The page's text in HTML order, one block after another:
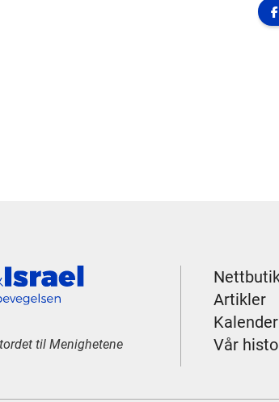

til Menighetene
Artikler
Kalender
Vår